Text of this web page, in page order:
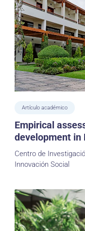
Artículo académico
Empirical
development in
Centro de
Innovación Social